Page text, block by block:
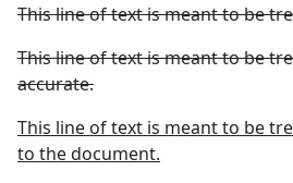
This line of text is meant to be
This line of text is meant to be
accurate.
This line of text is meant to be
to the document.